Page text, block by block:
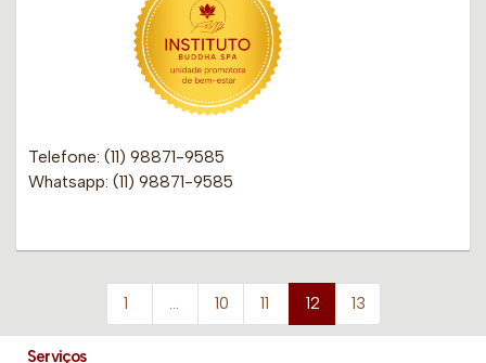
Telefone: (11) 98871-9585
Whatsapp: (11) 98871-9585
1 … 10 11 12 13
Serviços